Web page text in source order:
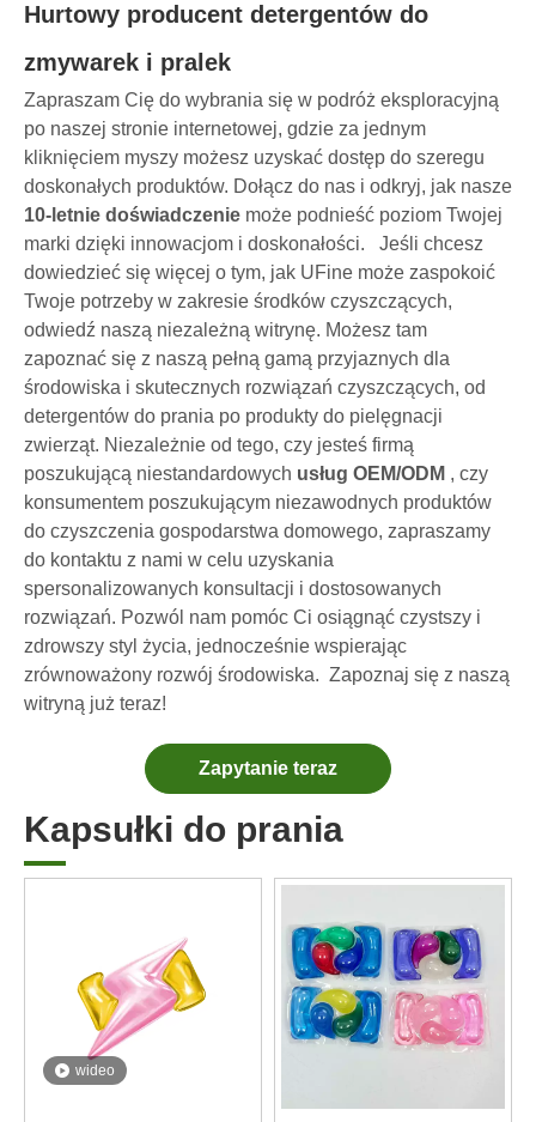
Poradnik producenta OEM pojemników na pranie: Jak opracowujemy bezpieczniejsze i wydajniejsze pojemniki na detergent dla marek globalnych
Producent kapsułek do prania OEM, arkuszy do prania, kapsułek i tabletek do zmywarki dla Europy i Ameryki Północnej
Odplamiacz do kołnierzy i mankietów w sprayu Producent OEM w Chinach
Kompletny przewodnik po detergentach do zmywarek: kapsułki kontra. Tablety kontra. Proszek
Hurtowy producent detergentów do
zmywarek i pralek
Zapraszam Cię do wybrania się w podróż eksploracyjną
po naszej stronie internetowej, gdzie za jednym
kliknięciem myszy możesz uzyskać dostęp do szeregu
doskonałych produktów. Dołącz do nas i odkryj, jak nasze
10-letnie doświadczenie może podnieść poziom Twojej
marki dzięki innowacjom i doskonałości. Jeśli chcesz
dowiedzieć się więcej o tym, jak UFine może zaspokoić
Twoje potrzeby w zakresie środków czyszczących,
odwiedź naszą niezależną witrynę. Możesz tam
zapoznać się z naszą pełną gamą przyjaznych dla
środowiska i skutecznych rozwiązań czyszczących, od
detergentów do prania po produkty do pielęgnacji
zwierząt. Niezależnie od tego, czy jesteś firmą
poszukującą niestandardowych usług OEM/ODM , czy
konsumentem poszukującym niezawodnych produktów
do czyszczenia gospodarstwa domowego, zapraszamy
do kontaktu z nami w celu uzyskania
spersonalizowanych konsultacji i dostosowanych
rozwiązań. Pozwól nam pomóc Ci osiągnąć czystszy i
zdrowszy styl życia, jednocześnie wspierając
zrównoważony rozwój środowiska. Zapoznaj się z naszą
witryną już teraz!
Zapytanie teraz
Kapsułki do prania
wideo